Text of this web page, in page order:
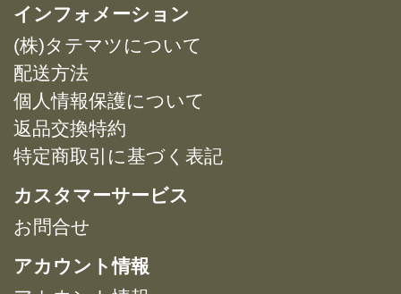
インフォメーション
(株)タテマツについて
配送方法
個人情報保護について
返品交換特約
特定商取引に基づく表記
カスタマーサービス
お問合せ
アカウント情報